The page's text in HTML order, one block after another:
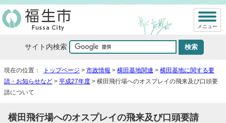
サイト内検索
メニュー
現在の位置： トップページ > 市政情報 > 横田基地関連 > 横田基地に関する要
請・お知らせなど > 平成27年度 > 横田飛行場へのオスプレイの飛来及び口頭要
請について
横田飛行場へのオスプレイの飛来及び口頭要請